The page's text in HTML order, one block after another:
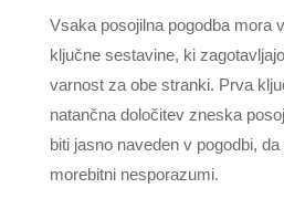
Vsaka posojilna pogodba mora
ključne sestavine, ki
varnost za obe stranki. Prva
natančna določitev zneska
biti jasno naveden v pogodbi,
morebitni nesporazumi.